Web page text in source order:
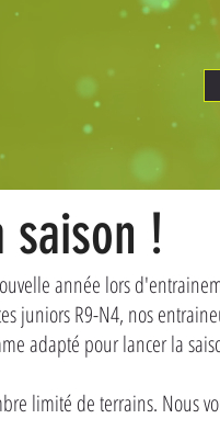
saison !
année lors
juniors R9-N4, nos
adapté pour lancer la
limité de terrains. Nous